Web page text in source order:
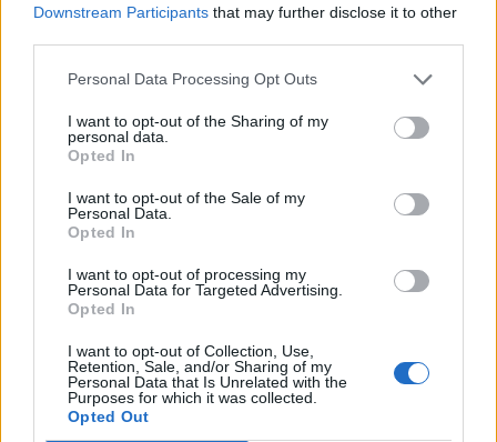
Downstream Participants that may further disclose it to other
Personal Data Processing Opt Outs
I want to opt-out of the Sharing of my
personal data.
Opted In
I want to opt-out of the Sale of my
Personal Data.
Opted In
I want to opt-out of processing my
Personal Data for Targeted Advertising.
Opted In
I want to opt-out of Collection, Use,
Retention, Sale, and/or Sharing of my
Personal Data that Is Unrelated with the
Purposes for which it was collected.
Opted Out
Hozzászólási szabályzat
Nyomtatott lapjaink archívuma
Székely Hírmondó archívuma
Sütibeállítások
Médiatér
Liget
Krónika
Bihari Napló